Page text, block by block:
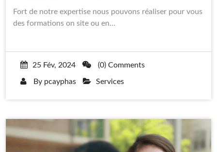
Fort de notre expertise nous pouvons réaliser pour vous
des formations on site ou en…
25 Fév, 2024 (0) Comments
By pcayphas Services